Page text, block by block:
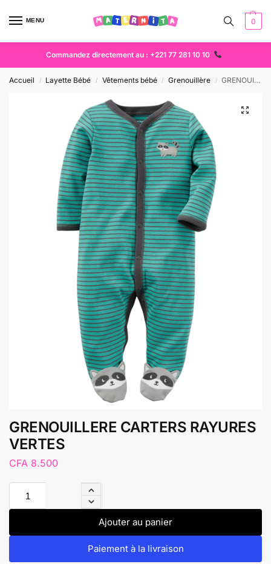
MENU 0
Commandez directement au : +221 77 281 10 10
Accueil / Layette Bébé / Vêtements bébé / Grenouillère / GRENOUILLERE CARTERS RAYURES VERTES
GRENOUILLERE CARTERS RAYURES
VERTES
CFA 8.500
Ajouter au panier
Paiement à la livraison